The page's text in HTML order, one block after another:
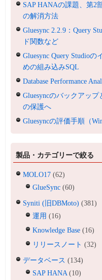
SAP HANAの課題、第2
の解消方法
Gluesync 2.2.9：Query
ド関数など
Gluesync Query Studio
めの組み込みSQL
Database Performance
Gluesyncのバックアッ
の保護へ
Gluesyncの評価手順（
製品・カテゴリーで絞る
MOLO17 (62)
GlueSync (60)
Syniti (旧DBMoto) (381)
運用 (16)
Knowledge Base (16)
リリースノート (32)
データベース (134)
SAP HANA (10)